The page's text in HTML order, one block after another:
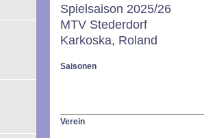
Spielsaison 2025/26
MTV Stederdorf
Karkoska, Roland
Saisonen
Verein